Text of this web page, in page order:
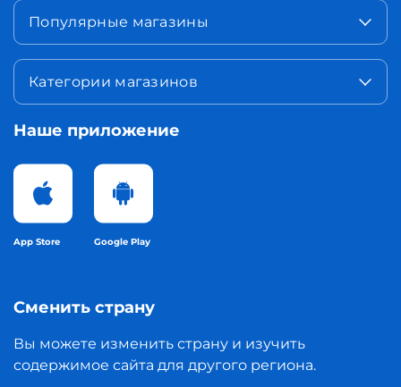
Популярные магазины
Категории магазинов
Наше приложение
App Store Google Play
Сменить страну
Вы можете изменить страну и изучить
содержимое сайта для другого региона.